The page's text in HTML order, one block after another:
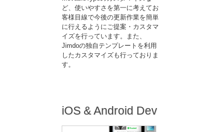
ど、使いやすさを第一に考えてお
客様目線で今後の更新作業を簡単
に行えるようにご提案・カスタマ
イズを行っています。また、
Jimdoの独自テンプレートを利用
したカスタマイズも行っておりま
す。
iOS & Android Dev